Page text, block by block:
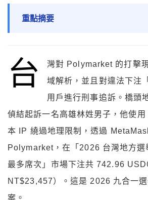
重點摘要
台
灣對 Polymarket 的打擊
域解析，並且對違法下注
用戶進行刑事追訴。橋頭
偵結起訴一名高雄林姓男子，他使
本 IP 繞過地理限制，透過
Polymarket，在「2026 台灣地方選
最多席次」市場下注共 742.96
NT$23,457）。這是 2026 九合一
案。